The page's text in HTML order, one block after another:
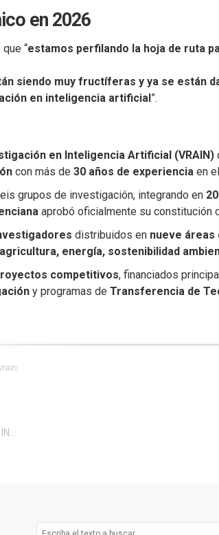
en 2026
“estamos perfilando la hoja de ruta
siendo muy fructíferas y ya se están
en inteligencia artificial”.
en Inteligencia Artificial (VRAIN)
con más de 30 años de experiencia en
grupos de investigación, integrando en
aprobó oficialmente su constitución
distribuidos en nueve áreas
energía, sostenibilidad
competitivos, financiados
y programas de Transferencia de
vrain